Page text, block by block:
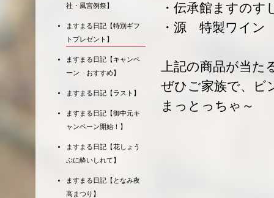
・伝承館ますの
・源 特製ワイン
上記の商品が当
ぜひご家族で、ビ
まっとっちゃ～
社・風宮例祭】
ますまる日記【特別ギフ
トプレゼント】
ますまる日記【キャンペ
ーン おすすめ】
ますまる日記【ラスト】
ますまる日記【御中元キ
ャンペーン開始！】
ますまる日記【花しょう
ぶに酔いしれて】
ますまる日記【となみ夜
高まつり】